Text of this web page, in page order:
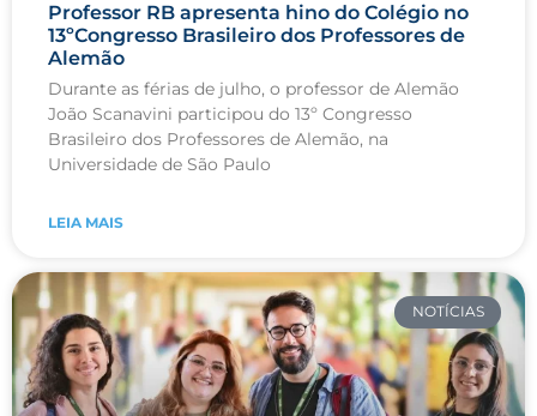
Professor RB apresenta hino do Colégio no
13ºCongresso Brasileiro dos Professores de
Alemão
Durante as férias de julho, o professor de Alemão
João Scanavini participou do 13º Congresso
Brasileiro dos Professores de Alemão, na
Universidade de São Paulo
LEIA MAIS
NOTÍCIAS